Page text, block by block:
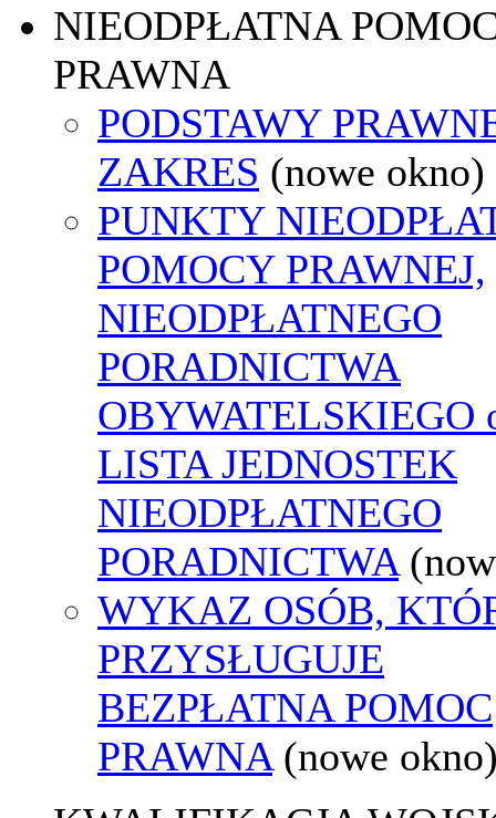
NIEODPŁATNA
PRAWNA
PODSTAWY
ZAKRES (nowe okno)
PUNKTY
POMOCY PRAWNEJ,
NIEODPŁATNEGO
PORADNICTWA
OBYWATELSKIEGO
LISTA JEDNOSTEK
NIEODPŁATNEGO
PORADNICTWA
WYKAZ OSÓB,
PRZYSŁUGUJE
BEZPŁATNA POMOC
PRAWNA (nowe